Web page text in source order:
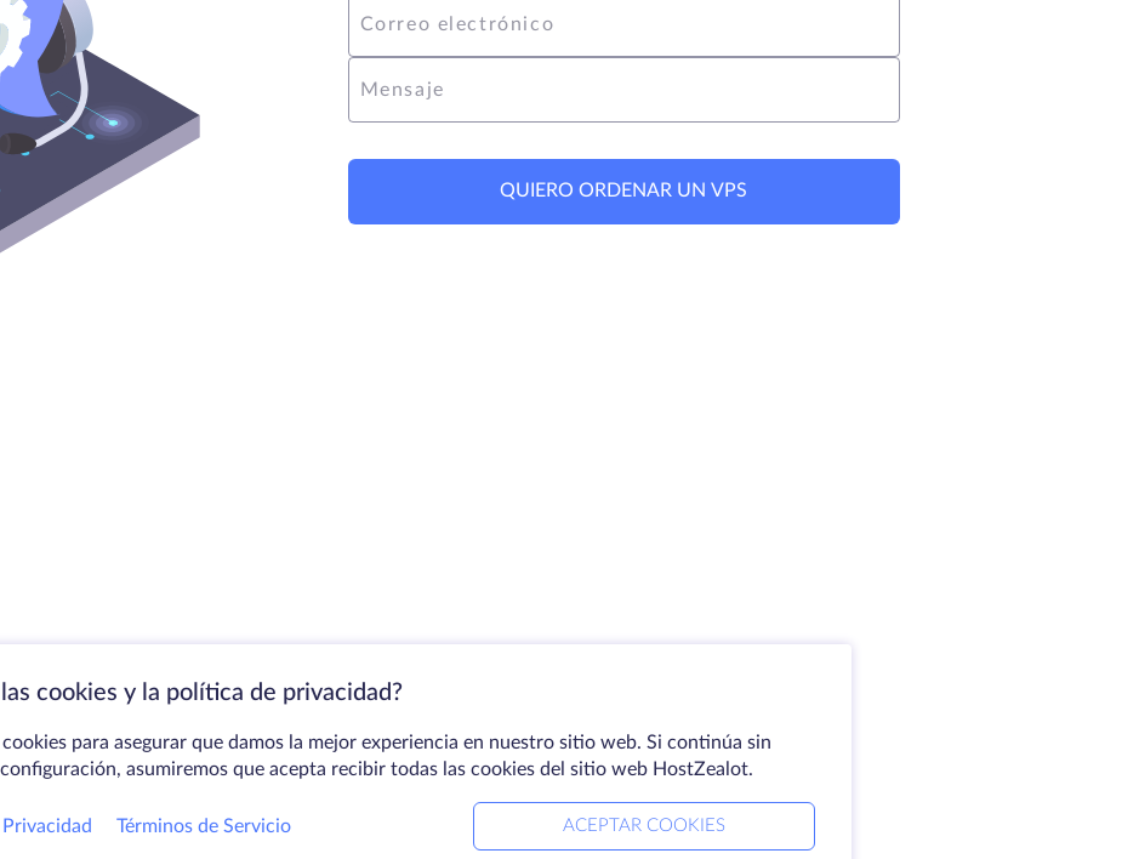
Correo electrónico
Mensaje
QUIERO ORDENAR UN VPS
cookies y la política de privacidad?
para asegurar que damos la mejor experiencia en nuestro sitio web. Si continúa sin
asumiremos que acepta recibir todas las cookies del sitio web HostZealot.
Términos de Servicio ACEPTAR COOKIES